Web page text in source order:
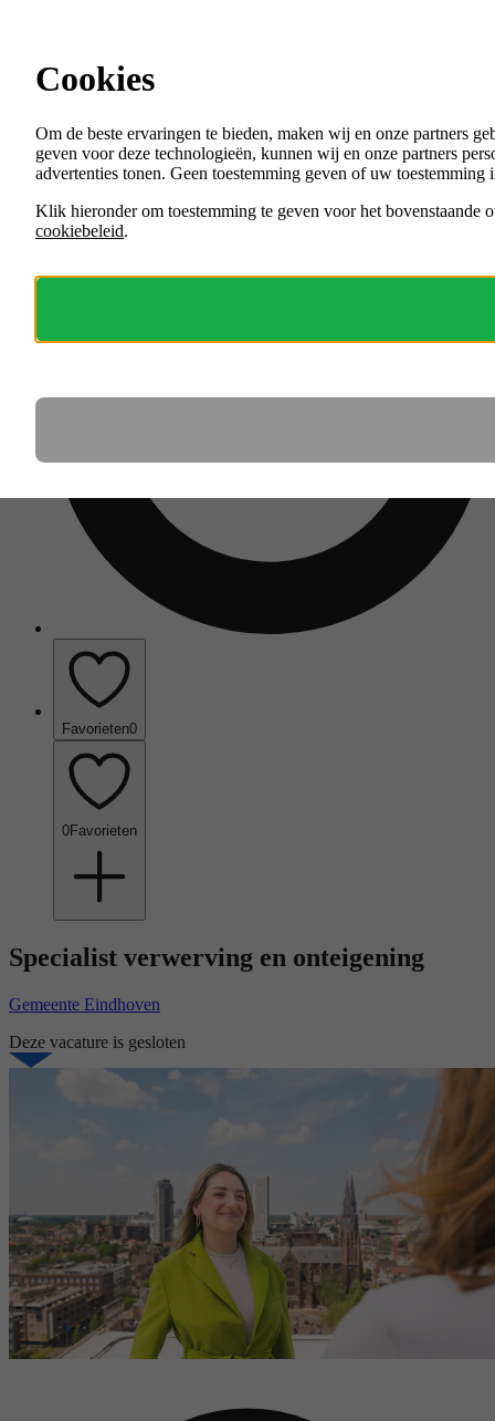
Menu
VACATURES
ORGANISATIES
Favorieten0
0Favorieten
Specialist verwerving en onteigening
Gemeente Eindhoven
Deze vacature is gesloten
Cookies
Om de beste ervaringen te bieden, maken wij en onze partners
geven voor deze technologieën, kunnen wij en onze partners
advertenties tonen. Geen toestemming geven of uw
Klik hieronder om toestemming te geven voor het bovenstaande
cookiebeleid.